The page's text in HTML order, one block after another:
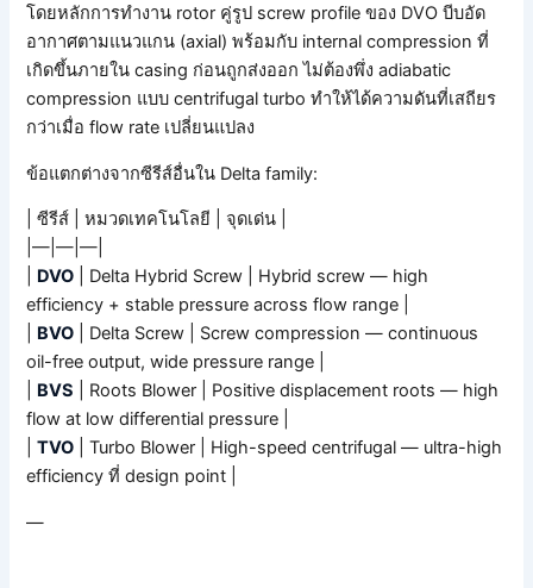
โดยหลักการทำงาน rotor คู่รูป screw profile ของ DVO บีบอัด
อากาศตามแนวแกน (axial) พร้อมกับ internal compression ที่
เกิดขึ้นภายใน casing ก่อนถูกส่งออก ไม่ต้องพึ่ง adiabatic
compression แบบ centrifugal turbo ทำให้ได้ความดันที่เสถียร
กว่าเมื่อ flow rate เปลี่ยนแปลง
ข้อแตกต่างจากซีรีส์อื่นใน Delta family:
| ซีรีส์ | หมวดเทคโนโลยี | จุดเด่น |
|—|—|—|
DVO | Delta Hybrid Screw | Hybrid screw — high
efficiency + stable pressure across flow range |
BVO | Delta Screw | Screw compression — continuous
oil-free output, wide pressure range |
BVS | Roots Blower | Positive displacement roots — high
flow at low differential pressure |
|TVO | Turbo Blower | High-speed centrifugal — ultra-high
efficiency ที่ design point |
—